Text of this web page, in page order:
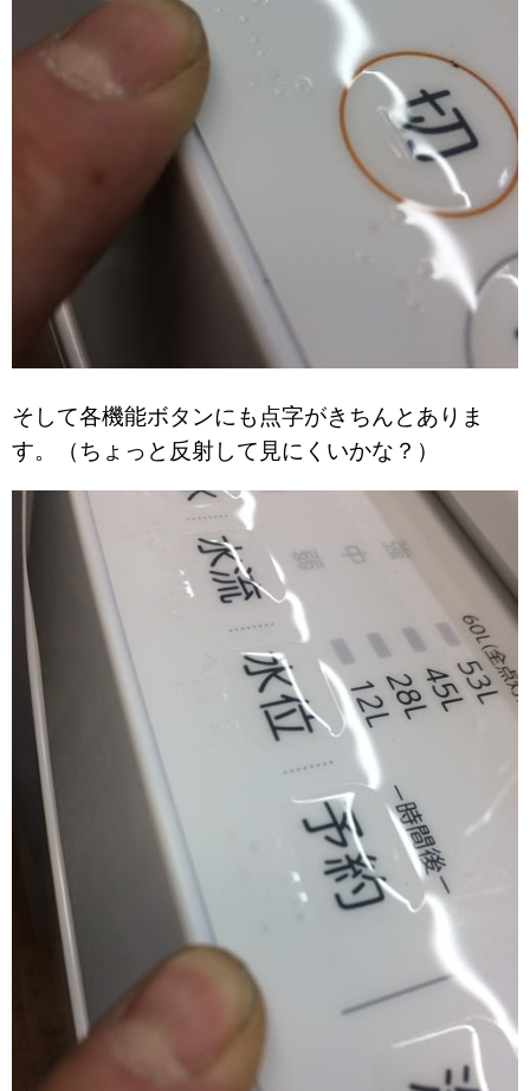
そして各機能ボタンにも点字がきちんとありま
す。（ちょっと反射して見にくいかな？）